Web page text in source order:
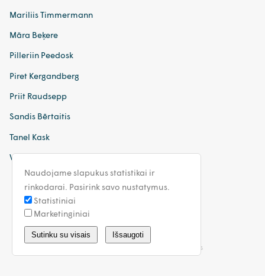
Mariliis Timmermann
Māra Beķere
Pilleriin Peedosk
Piret Kergandberg
Priit Raudsepp
Sandis Bērtaitis
Tanel Kask
Vygintas Kuprys
lithuania@walless.com
Bendrosios sąlygos
Naudojame slapukus statistikai ir
rinkodarai. Pasirink savo nustatymus.
Statistiniai
Marketinginiai
Sutinku su visais Išsaugoti